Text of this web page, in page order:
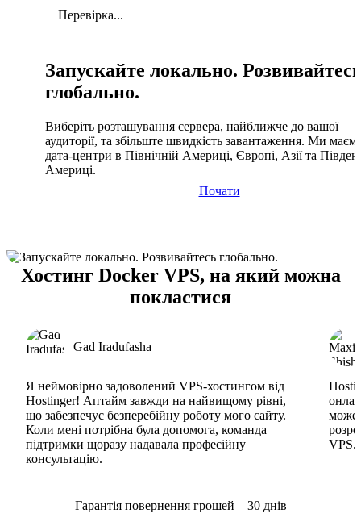
Перевірка...
Запускайте локально.
глобально.
Виберіть розташування сервера, найближче до вашої
аудиторії, та збільште швидкість завантаження. Ми
дата-центри в Північній Америці, Європі, Азії та
Америці.
Почати
Хостинг Docker VPS, на який можна
покластися
Gad Iradufasha
Я неймовірно задоволений VPS-хостингом від
Hostinger! Аптайм завжди на найвищому рівні,
що забезпечує безперебійну роботу мого сайту.
Коли мені потрібна була допомога, команда
підтримки щоразу надавала професійну
консультацію.
може
VPS.
Гарантія повернення грошей – 30 днів